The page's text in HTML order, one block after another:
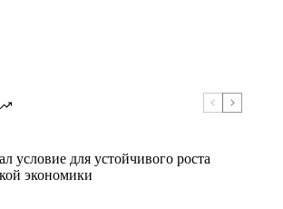
условие для устойчивого роста
экономики